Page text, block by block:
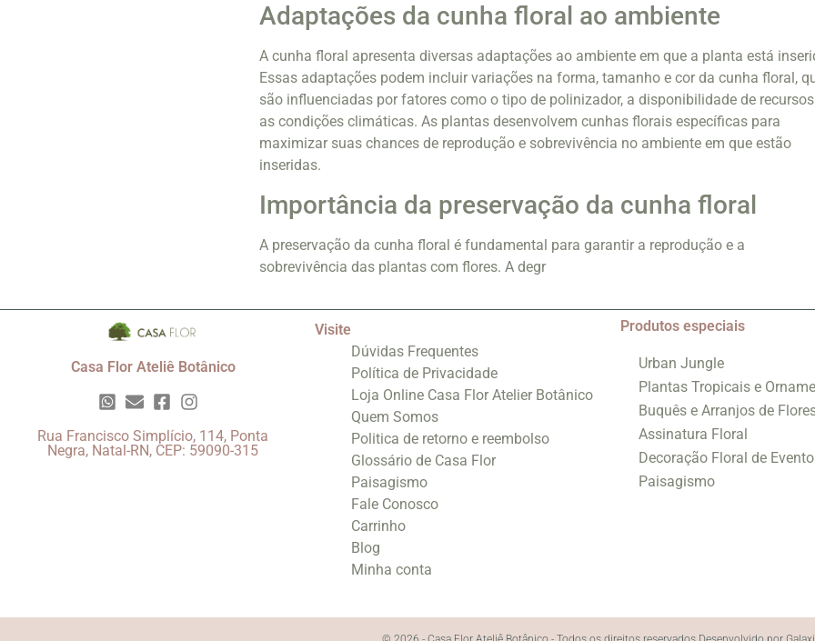
Adaptações da cunha floral ao ambiente
A cunha floral apresenta diversas adaptações ao ambiente em que a planta está
Essas adaptações podem incluir variações na forma, tamanho e cor da cunha floral,
são influenciadas por fatores como o tipo de polinizador, a disponibilidade de
as condições climáticas. As plantas desenvolvem cunhas florais específicas para
maximizar suas chances de reprodução e sobrevivência no ambiente em que estão
inseridas.
Importância da preservação da cunha floral
A preservação da cunha floral é fundamental para garantir a reprodução e a
sobrevivência das plantas com flores. A degr
Casa Flor Ateliê Botânico
Rua Francisco Simplício, 114, Ponta
Negra, Natal-RN, CEP: 59090-315
Visite
Dúvidas Frequentes
Política de Privacidade
Loja Online Casa Flor Atelier Botânico
Quem Somos
Politica de retorno e reembolso
Glossário de Casa Flor
Paisagismo
Fale Conosco
Carrinho
Blog
Minha conta
Produtos especiais
Urban Jungle
Plantas Tropicais e
Buquês e Arranjos de
Assinatura Floral
Decoração Floral de
Paisagismo